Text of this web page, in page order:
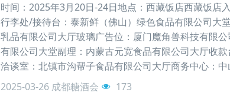
时间：2025年3月20日-24日地点：西藏饭店西藏饭店
行李处/接待台：泰新鲜（佛山）绿色食品有限公司大
乳品有限公司大厅玻璃广告位：厦门魔角兽科技有限
有限公司大堂副理：内蒙古元宽食品有限公司大厅收
洽谈室：北镇市沟帮子食品有限公司大厅商务中心：
2025-03-26 成都糖酒会 173